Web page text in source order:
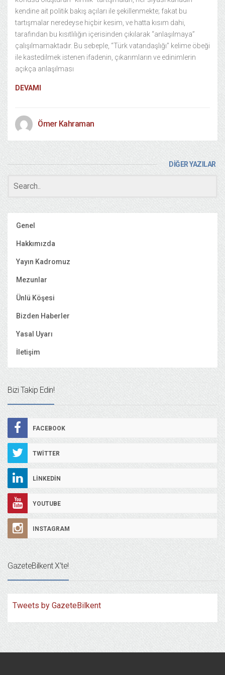
kendine ait politik bakış açıları ile şekillenmekte; fakat bu
tartışmalar neredeyse hiçbir kesim, ve hatta kısım dahi,
tarafından bu kısıtlılığın içerisinden çıkılarak “anlaşılmaya”
çalışılmamaktadır. Bu sebeple, “Türk vatandaşlığı” kelime öbeği
ile kastedilmek istenen ifadenin, çıkarımların ve edinimlerin
açıkça anlaşılması
DEVAMI
Ömer Kahraman
DİĞER YAZILAR
Genel
Hakkımızda
Yayın Kadromuz
Mezunlar
Ünlü Köşesi
Bizden Haberler
Yasal Uyarı
İletişim
Bizi Takip Edin!
FACEBOOK
TWITTER
LINKEDIN
YOUTUBE
INSTAGRAM
GazeteBilkent X’te!
Tweets by GazeteBilkent